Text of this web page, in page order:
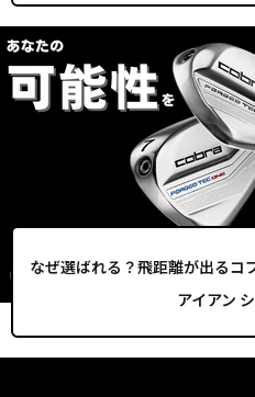
なぜ選ばれる？飛距離が出るコ
アイアン